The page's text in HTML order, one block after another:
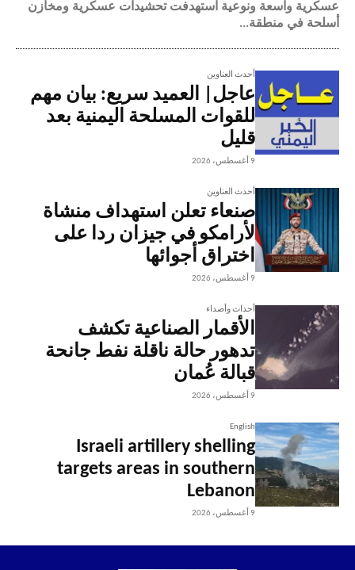
عسكرية واسعة ونوعية استهدفت تحشيدات عسكرية ومخازن
أسلحة في منطقة...
أحدث العناوين
عاجل| العميد سريع: بيان مهم
للقوات المسلحة اليمنية بعد
قليل
9 أغسطس، 2026
أحدث العناوين
صنعاء تعلن استهداف منشاة
لأرامكو في جيزان ردا على
اختراق أجوائها
9 أغسطس، 2026
أحداث وأصداء
الأقمار الصناعية تكشف
تدهور حالة ناقلة نفط جانحة
قبالة عُمان
9 أغسطس، 2026
English
Israeli artillery shelling
targets areas in southern
Lebanon
9 أغسطس، 2026